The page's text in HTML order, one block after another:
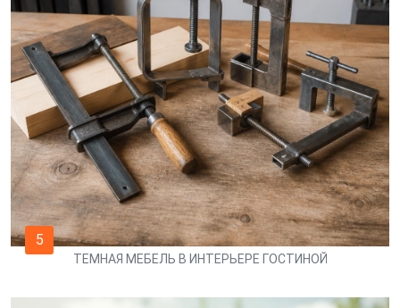
5
ТЕМНАЯ МЕБЕЛЬ В ИНТЕРЬЕРЕ ГОСТИНОЙ